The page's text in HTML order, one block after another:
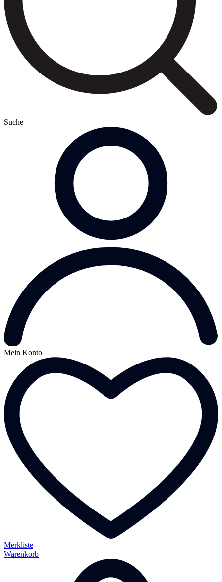
Suche
Mein Konto
Merkliste
Warenkorb